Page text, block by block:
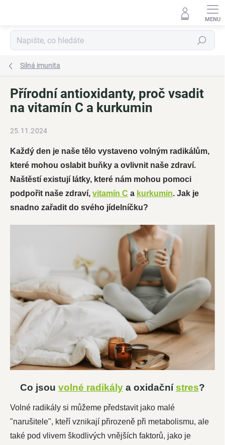
Hledat
Silná imunita
Přírodní antioxidanty, proč vsadit
na vitamín C a kurkumin
25.11.2024
Každý den je naše tělo vystaveno volným radikálům,
které mohou oslabit buňky a ovlivnit naše zdraví.
Naštěstí existují látky, které nám mohou pomoci
podpořit naše zdraví, vitamín C a kurkumin. Jak je
snadno zařadit do svého jídelníčku?
Co jsou volné radikály a oxidačnístres?
Volné radikály si můžeme představit jako malé
"narušitele", kteří vznikají přirozeně při metabolismu, ale
také pod vlivem škodlivých vnějších faktorů, jako je